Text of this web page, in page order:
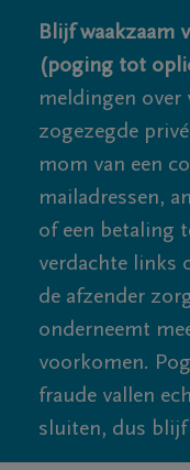
Blijf waakzaam
(poging tot
meldingen over
zogezegde
mom van een
mailadressen,
of een betaling
verdachte links
de afzender
onderneemt
voorkomen.
fraude vallen
sluiten, dus blijf